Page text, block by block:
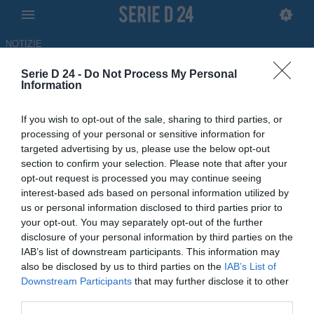
Serie D 24 - Do Not Process My Personal
Information
If you wish to opt-out of the sale, sharing to third parties, or
processing of your personal or sensitive information for
targeted advertising by us, please use the below opt-out
section to confirm your selection. Please note that after your
opt-out request is processed you may continue seeing
interest-based ads based on personal information utilized by
us or personal information disclosed to third parties prior to
your opt-out. You may separately opt-out of the further
disclosure of your personal information by third parties on the
IAB’s list of downstream participants. This information may
also be disclosed by us to third parties on the IAB’s List of
Downstream Participants that may further disclose it to other
NOTIZIE
Ragusa-Messina, dove vedere
la partita in tv e streaming
10.05.2026 14:27 di Federico Borrione
Tutte le informazioni sul dove vedere in tv e streaming la sfida tra
Ragusa e Messina valevole per i playout del Girone I di Serie D